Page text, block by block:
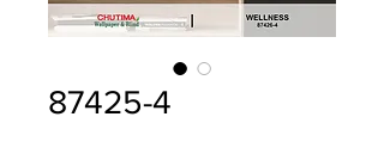
87425-4